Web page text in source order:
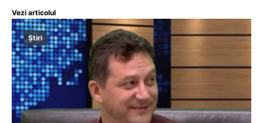
Vezi articolul
Știri